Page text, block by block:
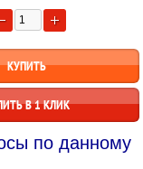
В 1 КЛИК
по данному